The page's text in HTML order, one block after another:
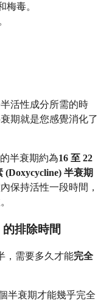
梅毒。
活性成分所需的時
期就是您感覺消化了
半衰期約為16 至 22
(Doxycycline) 半衰期
保持活性一段時間，
排除時間
，需要多久才能完全
半衰期才能幾乎完全